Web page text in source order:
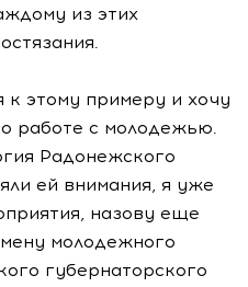
из этих
к этому примеру и хочу
работе с молодежью.
Радонежского
ей внимания, я уже
назову еще
молодежного
губернаторского